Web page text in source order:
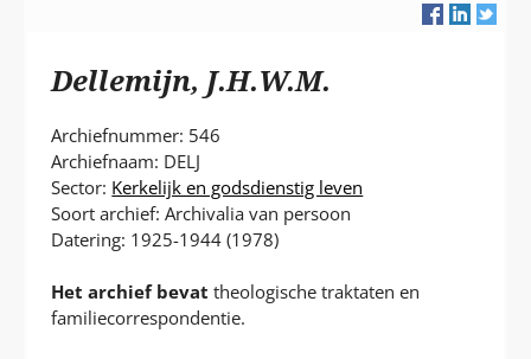
P
Dellemijn, J.H.W.M.
Archiefnummer: 546
Archiefnaam: DELJ
Sector: Kerkelijk en godsdienstig leven
Soort archief: Archivalia van persoon
Datering: 1925-1944 (1978)
Het archief bevat theologische traktaten en
familiecorrespondentie.